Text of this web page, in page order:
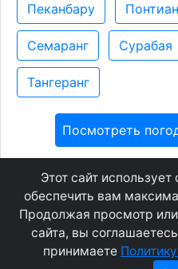
Пеканбару
Семаранг Сурабая
Тангеранг
Посмотреть
GEOWAP.MOBI© 2007 -
Соглашение
Конфиденциальность
Этот сайт
обеспечить вам
Продолжая просмотр или
сайта, вы
принимаете